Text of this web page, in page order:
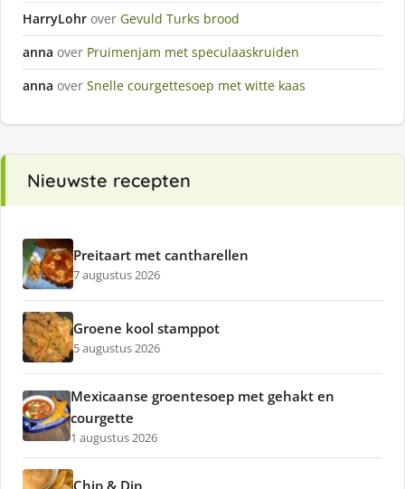
HarryLohr over Gevuld Turks brood
anna over Pruimenjam met speculaaskruiden
anna over Snelle courgettesoep met witte kaas
Nieuwste recepten
Preitaart met cantharellen
7 augustus 2026
Groene kool stamppot
5 augustus 2026
Mexicaanse groentesoep met gehakt en
courgette
1 augustus 2026